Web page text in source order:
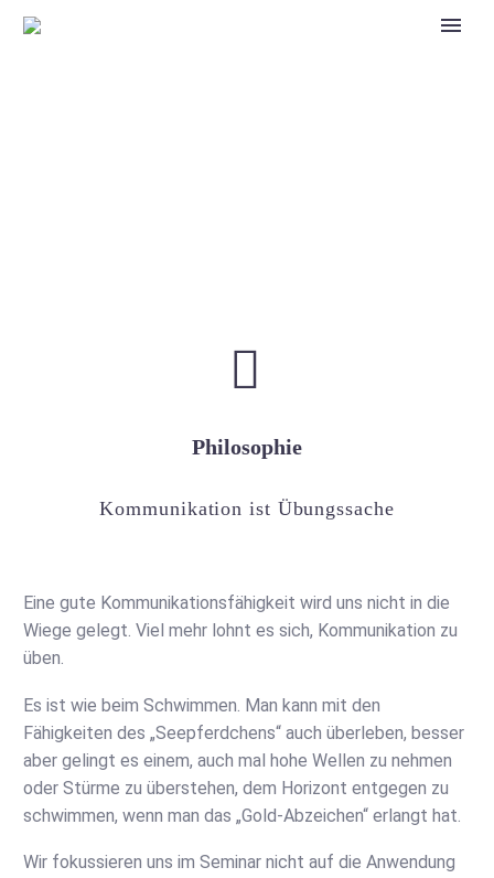


Philosophie
Kommunikation ist Übungssache
Eine gute Kommunikationsfähigkeit wird uns nicht in die
Wiege gelegt. Viel mehr lohnt es sich, Kommunikation zu
üben.
Es ist wie beim Schwimmen. Man kann mit den
Fähigkeiten des „Seepferdchens“ auch überleben, besser
aber gelingt es einem, auch mal hohe Wellen zu nehmen
oder Stürme zu überstehen, dem Horizont entgegen zu
schwimmen, wenn man das „Gold-Abzeichen“ erlangt hat.
Wir fokussieren uns im Seminar nicht auf die Anwendung